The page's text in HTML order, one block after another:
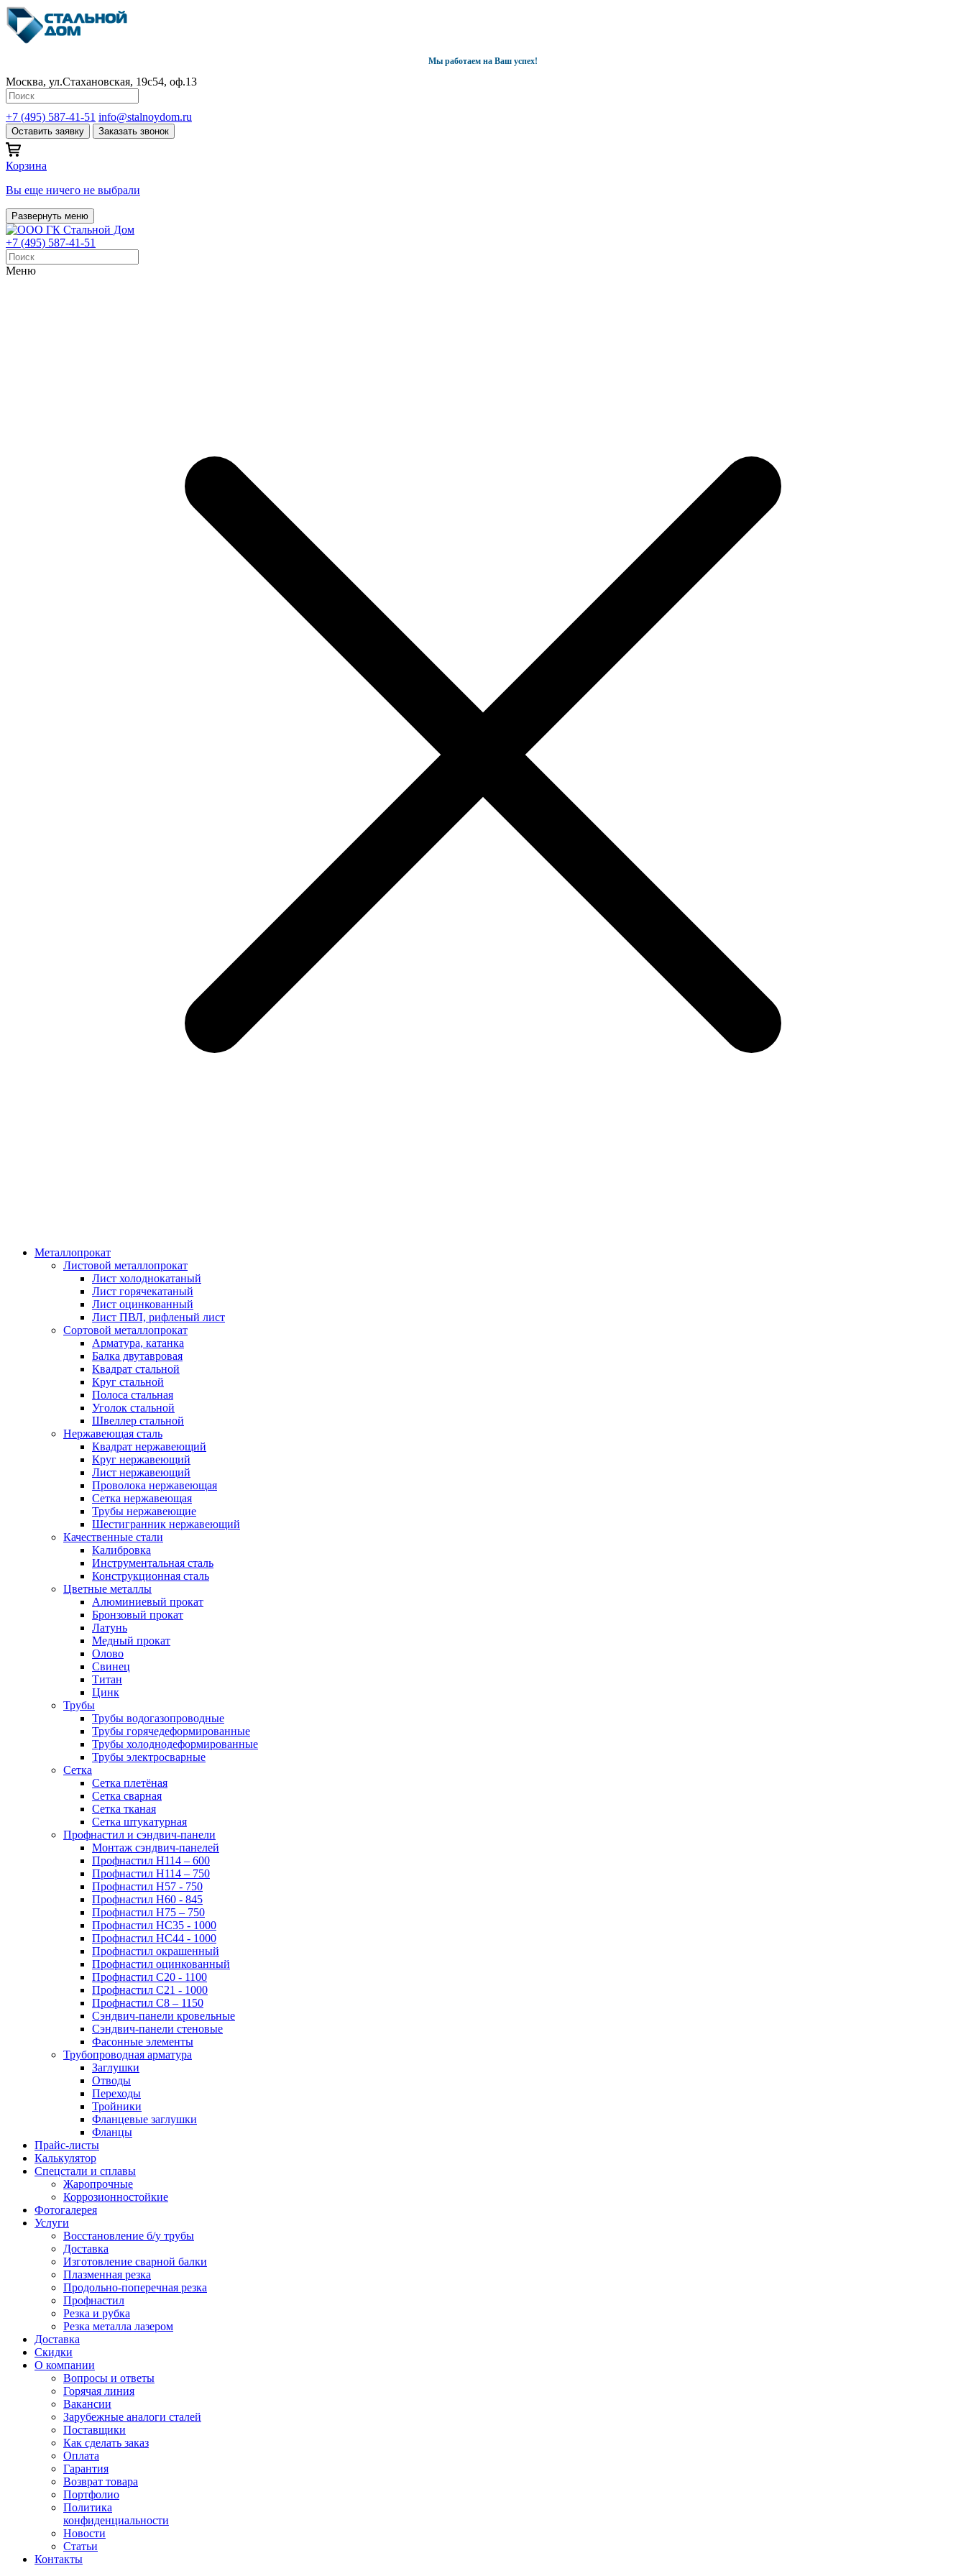
Мы работаем на Ваш успех!
Москва, ул.Стахановская, 19с54, оф.13
+7 (495) 587-41-51 info@stalnoydom.ru
Оставить заявку Заказать звонок
Корзина
Вы еще ничего не выбрали
Развернуть меню
+7 (495) 587-41-51
Меню
Металлопрокат
Листовой металлопрокат
Лист холоднокатаный
Лист горячекатаный
Лист оцинкованный
Лист ПВЛ, рифленый лист
Сортовой металлопрокат
Арматура, катанка
Балка двутавровая
Квадрат стальной
Круг стальной
Полоса стальная
Уголок стальной
Швеллер стальной
Нержавеющая сталь
Квадрат нержавеющий
Круг нержавеющий
Лист нержавеющий
Проволока нержавеющая
Сетка нержавеющая
Трубы нержавеющие
Шестигранник нержавеющий
Качественные стали
Калибровка
Инструментальная сталь
Конструкционная сталь
Цветные металлы
Алюминиевый прокат
Бронзовый прокат
Латунь
Медный прокат
Олово
Свинец
Титан
Цинк
Трубы
Трубы водогазопроводные
Трубы горячедеформированные
Трубы холоднодеформированные
Трубы электросварные
Сетка
Сетка плетёная
Сетка сварная
Сетка тканая
Сетка штукатурная
Профнастил и сэндвич-панели
Монтаж сэндвич-панелей
Профнастил Н114 – 600
Профнастил Н114 – 750
Профнастил Н57 - 750
Профнастил Н60 - 845
Профнастил Н75 – 750
Профнастил НС35 - 1000
Профнастил НС44 - 1000
Профнастил окрашенный
Профнастил оцинкованный
Профнастил С20 - 1100
Профнастил С21 - 1000
Профнастил С8 – 1150
Сэндвич-панели кровельные
Сэндвич-панели стеновые
Фасонные элементы
Трубопроводная арматура
Заглушки
Отводы
Переходы
Тройники
Фланцевые заглушки
Фланцы
Прайс-листы
Калькулятор
Спецстали и сплавы
Жаропрочные
Коррозионностойкие
Фотогалерея
Услуги
Восстановление б/у трубы
Доставка
Изготовление сварной балки
Плазменная резка
Продольно-поперечная резка
Профнастил
Резка и рубка
Резка металла лазером
Доставка
Скидки
О компании
Вопросы и ответы
Горячая линия
Вакансии
Зарубежные аналоги сталей
Поставщики
Как сделать заказ
Оплата
Гарантия
Возврат товара
Портфолио
Политика
конфиденциальности
Новости
Статьи
Контакты